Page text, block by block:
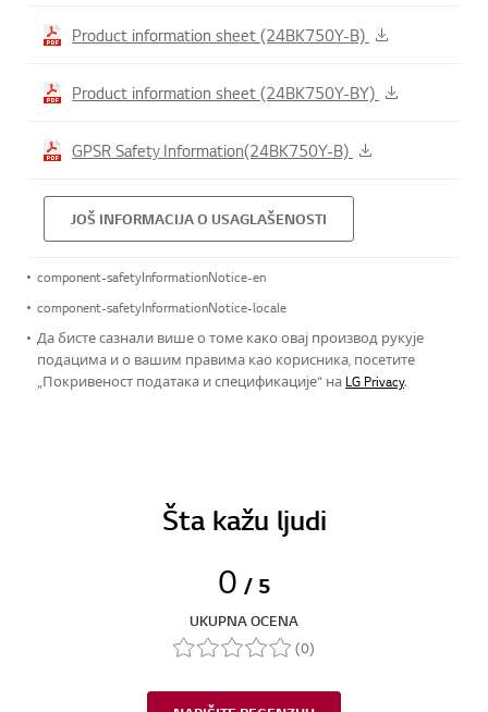
Product information sheet (24BK750Y-B)
Product information sheet (24BK750Y-BY)
GPSR Safety Information(24BK750Y-B)
JOŠ INFORMACIJA O USAGLAŠENOSTI
component-safetyInformationNotice-en
component-safetyInformationNotice-locale
Да бисте сазнали више о томе како овај производ рукује
подацима и о вашим правима као корисника, посетите
„Покривеност података и спецификације“ на LG Privacy.
Šta kažu ljudi
0 / 5
UKUPNA OCENA
(0)